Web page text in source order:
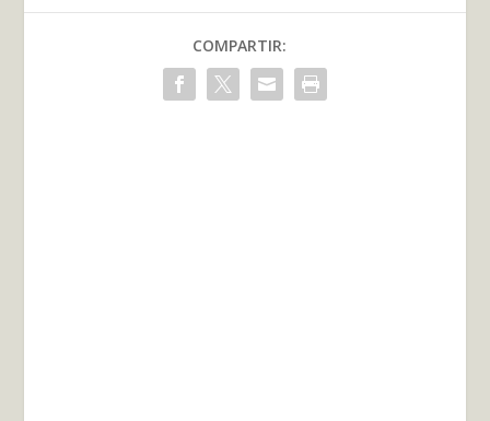
COMPARTIR: